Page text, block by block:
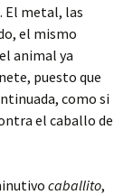
El metal, las
el mismo
animal ya
puesto que
como si
el caballo de
caballito,